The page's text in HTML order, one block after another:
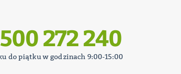
500 272 240
do piątku w godzinach 9:00-15:00